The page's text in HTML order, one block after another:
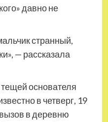
давно не
странный,
— рассказала
основателя
в четверг, 19
в деревню